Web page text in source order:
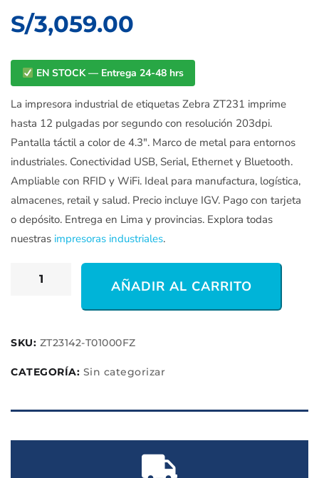
S/3,059.00
EN STOCK — Entrega 24-48 hrs
La impresora industrial de etiquetas Zebra ZT231 imprime
hasta 12 pulgadas por segundo con resolución 203dpi.
Pantalla táctil a color de 4.3″. Marco de metal para entornos
industriales. Conectividad USB, Serial, Ethernet y Bluetooth.
Ampliable con RFID y WiFi. Ideal para manufactura, logística,
almacenes, retail y salud. Precio incluye IGV. Pago con tarjeta
o depósito. Entrega en Lima y provincias. Explora todas
nuestras impresoras industriales.
AÑADIR AL CARRITO
SKU: ZT23142-T01000FZ
CATEGORÍA: Sin categorizar